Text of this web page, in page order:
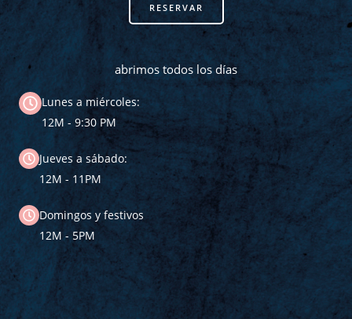
RESERVAR
abrimos todos los días
Lunes a miércoles:
12M - 9:30 PM
Jueves a sábado:
12M - 11PM
Domingos y festivos
12M - 5PM